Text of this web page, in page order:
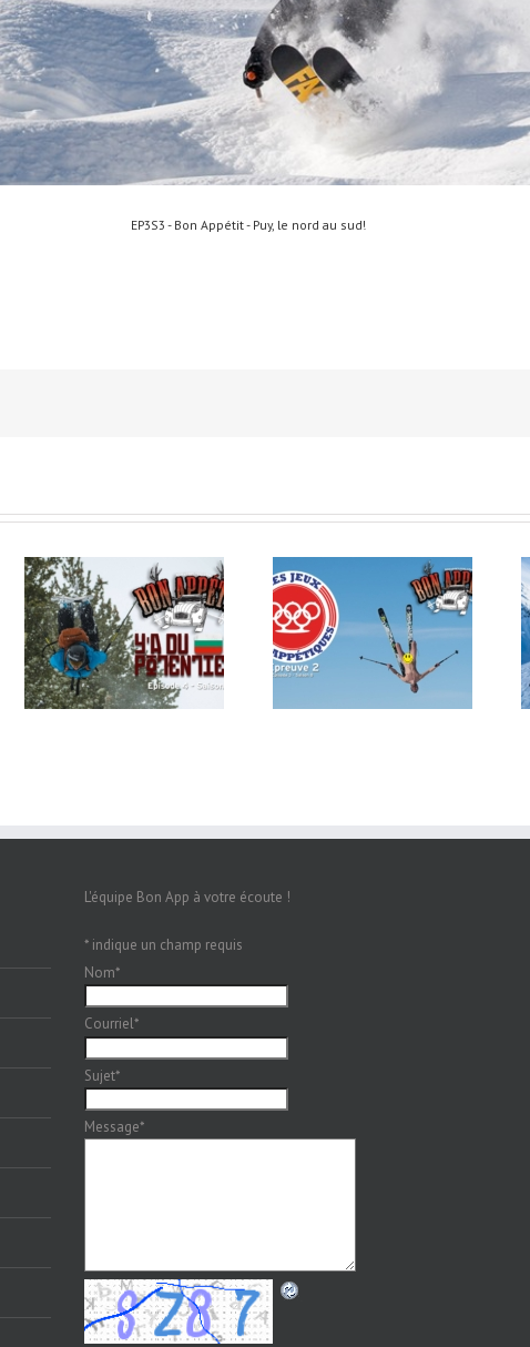
EP3S3 - Bon Appétit - Puy, le nord au sud!
EP3S8 – Les Jeux Bon
Appétiques
EP2S8 – Le Feuilleton Bon
App
L'équipe Bon App à votre écoute !
* indique un champ requis
Nom*
Courriel*
Sujet*
Message*